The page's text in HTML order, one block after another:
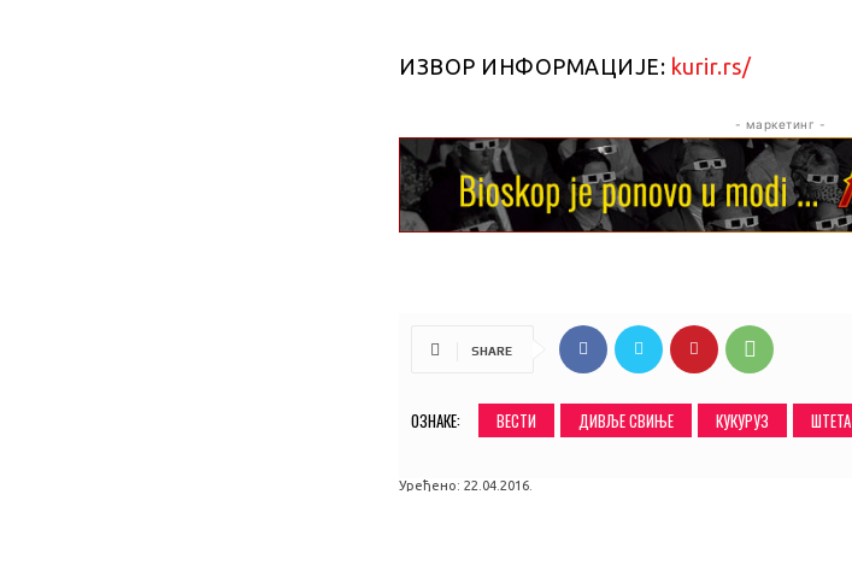
ИЗВОР ИНФОРМАЦИЈЕ: kurir.rs/
- маркетинг -
SHARE
ОЗНАКЕ: ВЕСТИ ДИВЉЕ СВИЊЕ КУКУРУЗ ШТЕТА
Уређено: 22.04.2016.